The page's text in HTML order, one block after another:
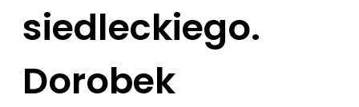
siedleckiego.
Dorobek